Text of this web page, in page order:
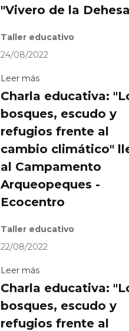
"Vivero de la
Taller educativo
24/08/2022
Leer más
Charla educativa:
bosques, escudo y
refugios frente al
cambio climático"
al Campamento
Arqueopeques -
Ecocentro
Taller educativo
22/08/2022
Leer más
Charla educativa:
bosques, escudo y
refugios frente al